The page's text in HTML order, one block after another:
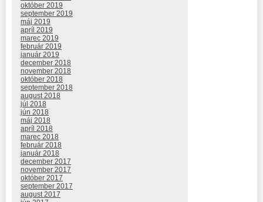
október 2019
september 2019
máj 2019
apríl 2019
marec 2019
február 2019
január 2019
december 2018
november 2018
október 2018
september 2018
august 2018
júl 2018
jún 2018
máj 2018
apríl 2018
marec 2018
február 2018
január 2018
december 2017
november 2017
október 2017
september 2017
august 2017